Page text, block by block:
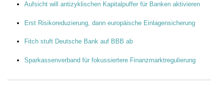
Aufsicht will antizyklischen Kapitalpuffer für Banken aktivieren
Erst Risikoreduzierung, dann europäische Einlagensicherung
Fitch stuft Deutsche Bank auf BBB ab
Sparkassenverband für fokussiertere Finanzmarktregulierung